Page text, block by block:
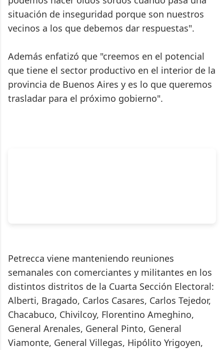
situación de inseguridad porque son nuestros
vecinos a los que debemos dar respuestas".
Además enfatizó que "creemos en el potencial
que tiene el sector productivo en el interior de la
provincia de Buenos Aires y es lo que queremos
trasladar para el próximo gobierno".
Petrecca viene manteniendo reuniones
semanales con comerciantes y militantes en los
distintos distritos de la Cuarta Sección Electoral:
Alberti, Bragado, Carlos Casares, Carlos Tejedor,
Chacabuco, Chivilcoy, Florentino Ameghino,
General Arenales, General Pinto, General
Viamonte, General Villegas, Hipólito Yrigoyen,